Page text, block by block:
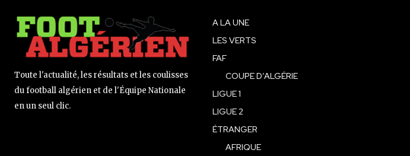
Toute l'actualité, les résultats et les coulisses
du football algérien et de l'Équipe Nationale
en un seul clic.
A LA UNE
LES VERTS
FAF
COUPE D’ALGÉRIE
LIGUE 1
LIGUE 2
ÉTRANGER
AFRIQUE